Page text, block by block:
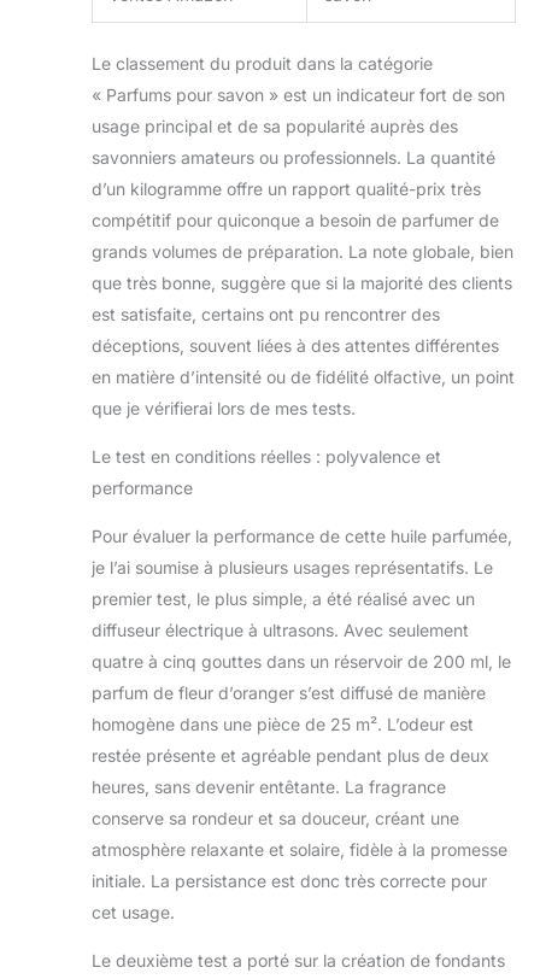
Le classement du produit dans la catégorie
« Parfums pour savon » est un indicateur fort de son
usage principal et de sa popularité auprès des
savonniers amateurs ou professionnels. La quantité
d’un kilogramme offre un rapport qualité-prix très
compétitif pour quiconque a besoin de parfumer de
grands volumes de préparation. La note globale, bien
que très bonne, suggère que si la majorité des clients
est satisfaite, certains ont pu rencontrer des
déceptions, souvent liées à des attentes différentes
en matière d’intensité ou de fidélité olfactive, un point
que je vérifierai lors de mes tests.
Le test en conditions réelles : polyvalence et
performance
Pour évaluer la performance de cette huile parfumée,
je l’ai soumise à plusieurs usages représentatifs. Le
premier test, le plus simple, a été réalisé avec un
diffuseur électrique à ultrasons. Avec seulement
quatre à cinq gouttes dans un réservoir de 200 ml, le
parfum de fleur d’oranger s’est diffusé de manière
homogène dans une pièce de 25 m². L’odeur est
restée présente et agréable pendant plus de deux
heures, sans devenir entêtante. La fragrance
conserve sa rondeur et sa douceur, créant une
atmosphère relaxante et solaire, fidèle à la promesse
initiale. La persistance est donc très correcte pour
cet usage.
Le deuxième test a porté sur la création de fondants